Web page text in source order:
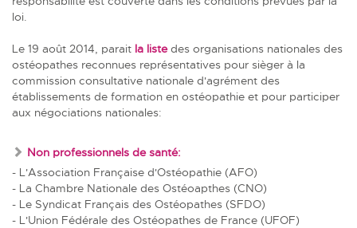
loi.
Le 19 août 2014, parait la liste des organisations nationales des
ostéopathes reconnues représentatives pour sièger à la
commission consultative nationale d'agrément des
établissements de formation en ostéopathie et pour participer
aux négociations nationales:
Non professionnels de santé:
- L'Association Française d'Ostéopathie (AFO)
- La Chambre Nationale des Ostéoapthes (CNO)
- Le Syndicat Français des Ostéopathes (SFDO)
- L'Union Fédérale des Ostéopathes de France (UFOF)